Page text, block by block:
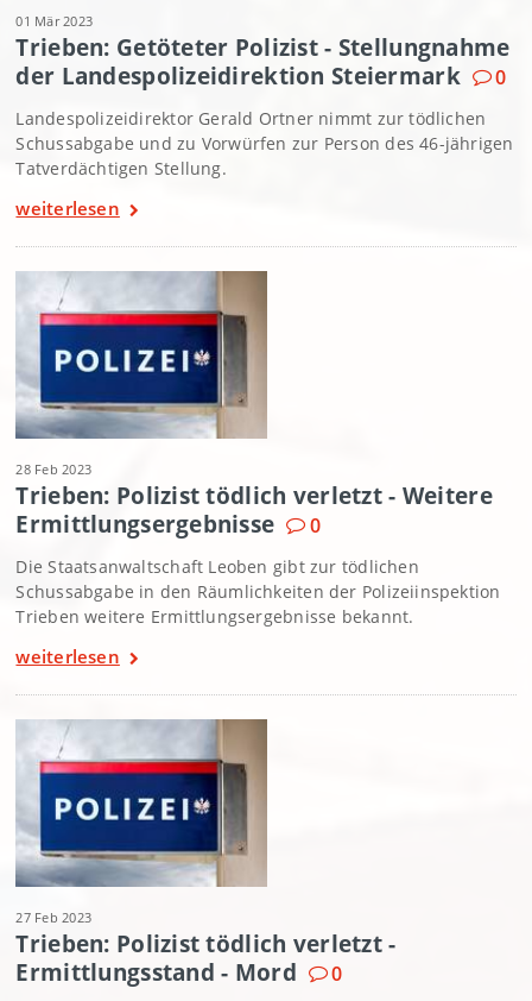
01 Mär 2023
Trieben: Getöteter Polizist - Stellungnahme
der Landespolizeidirektion Steiermark
0
Landespolizeidirektor Gerald Ortner nimmt zur tödlichen
Schussabgabe und zu Vorwürfen zur Person des 46-jährigen
Tatverdächtigen Stellung.
weiterlesen
28 Feb 2023
Trieben: Polizist tödlich verletzt - Weitere
Ermittlungsergebnisse
0
Die Staatsanwaltschaft Leoben gibt zur tödlichen
Schussabgabe in den Räumlichkeiten der Polizeiinspektion
Trieben weitere Ermittlungsergebnisse bekannt.
weiterlesen
27 Feb 2023
Trieben: Polizist tödlich verletzt -
Ermittlungsstand - Mord
0